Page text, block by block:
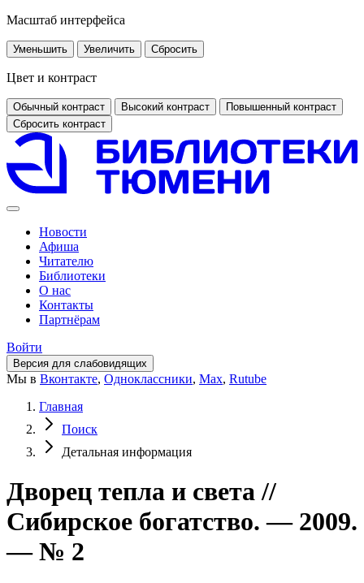
Масштаб интерфейса
Уменьшить Увеличить Сбросить
Цвет и контраст
Обычный контраст Высокий контраст
Повышенный контраст
Сбросить контраст
Новости
Афиша
Читателю
Библиотеки
О нас
Контакты
Партнёрам
Войти
Версия для слабовидящих
Мы в Вконтакте, Одноклассники, Max, Rutube
Главная
Поиск
Детальная информация
Дворец тепла и света //
Сибирское богатство. — 2009.
— № 2